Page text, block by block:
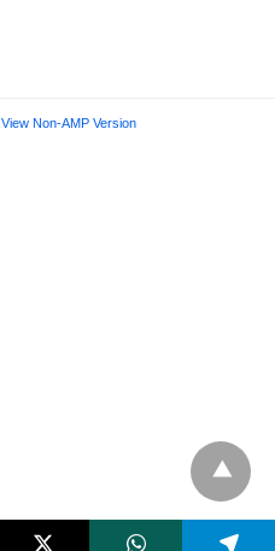
View Non-AMP Version